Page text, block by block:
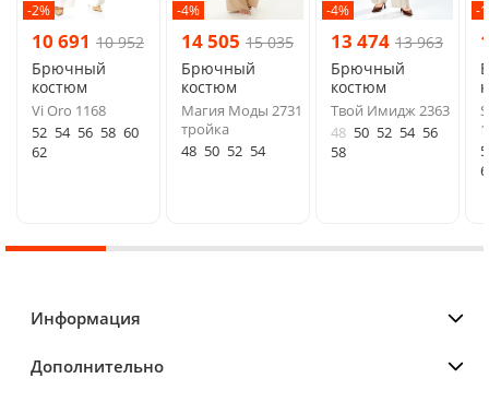
-2%
10 691 10 952
Брючный
костюм
Vi Oro 1168
52 54 56 58 60
62
-4%
14 505 15 035
Брючный
костюм
Магия Моды 2731
тройка
48 50 52 54
-4%
13 474 13 963
Брючный
костюм
Твой Имидж 2363
48 50 52 54 56
58
-
Информация
Дополнительно